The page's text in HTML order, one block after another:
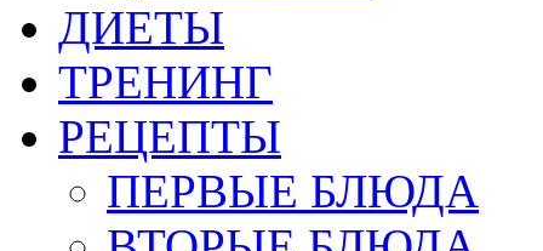
ДИЕТЫ
ТРЕНИНГ
РЕЦЕПТЫ
ПЕРВЫЕ БЛЮДА